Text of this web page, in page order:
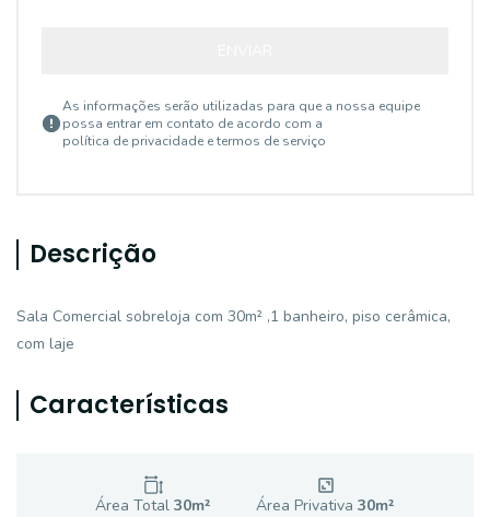
As informações serão utilizadas para que a nossa equipe
possa entrar em contato de acordo com a
política de privacidade e termos de serviço
Descrição
Sala Comercial sobreloja com 30m² ,1 banheiro, piso cerâmica,
com laje
Características
Área Total 30m² Área Privativa30m²